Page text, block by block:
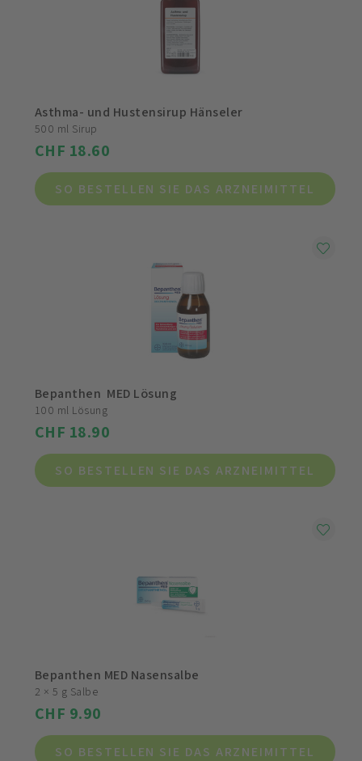
Asthma- und Hustensirup Hänseler
500 ml Sirup
CHF 18.60
SO BESTELLEN SIE DAS ARZNEIMITTEL
Bepanthen MED Lösung
100 ml Lösung
CHF 18.90
SO BESTELLEN SIE DAS ARZNEIMITTEL
Bepanthen MED Nasensalbe
2 × 5 g Salbe
CHF 9.90
SO BESTELLEN SIE DAS ARZNEIMITTEL